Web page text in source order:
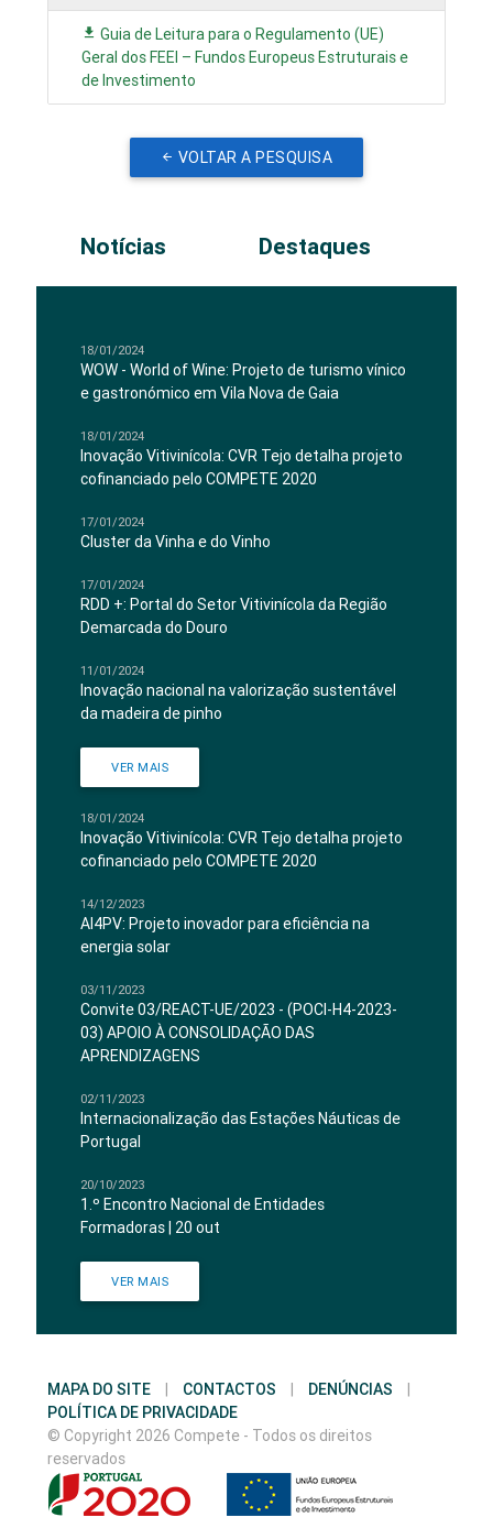
Guia de Leitura para o Regulamento (UE)
Geral dos FEEI – Fundos Europeus Estruturais e
de Investimento
VOLTAR A PESQUISA
Notícias Destaques
18/01/2024
WOW - World of Wine: Projeto de turismo vínico
e gastronómico em Vila Nova de Gaia
18/01/2024
Inovação Vitivinícola: CVR Tejo detalha projeto
cofinanciado pelo COMPETE 2020
17/01/2024
Cluster da Vinha e do Vinho
17/01/2024
RDD +: Portal do Setor Vitivinícola da Região
Demarcada do Douro
11/01/2024
Inovação nacional na valorização sustentável
da madeira de pinho
VER MAIS
18/01/2024
Inovação Vitivinícola: CVR Tejo detalha projeto
cofinanciado pelo COMPETE 2020
14/12/2023
AI4PV: Projeto inovador para eficiência na
energia solar
03/11/2023
Convite 03/REACT-UE/2023 - (POCI-H4-2023-
03) APOIO À CONSOLIDAÇÃO DAS
APRENDIZAGENS
02/11/2023
Internacionalização das Estações Náuticas de
Portugal
20/10/2023
1.º Encontro Nacional de Entidades
Formadoras | 20 out
VER MAIS
MAPA DO SITE | CONTACTOS | DENÚNCIAS
|
POLÍTICA DE PRIVACIDADE
© Copyright 2026 Compete - Todos os direitos
reservados